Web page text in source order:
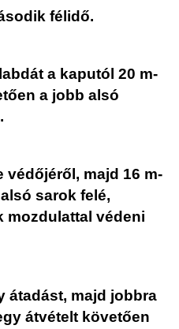
félidő.
a kaputól 20 m-
a jobb alsó
védőjéről, majd 16 m-
sarok felé,
mozdulattal védeni
átadást, majd jobbra
átvételt követően